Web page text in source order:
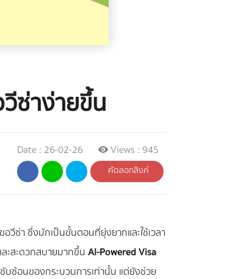
ซ่าง่ายขึ้น
Date : 26-02-26 Views : 945
คัดลอกลิงค์
อวีซ่า ซึ่งมักเป็นขั้นตอนที่ยุ่งยากและใช้เวลา
สะดวกสบายมากขึ้นAI-Powered Visa
บซ้อนของกระบวนการเท่านั้น แต่ยังช่วย